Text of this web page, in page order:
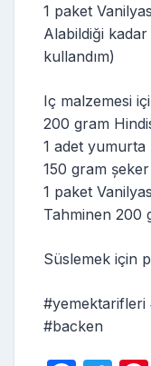
1 paket
Alabildiği
kullandım)
Iç malzemesi
200 gram
1 adet yumurta
150 gram șeker
1 paket
Tahminen 200
Süslemek için
#yemektarifleri
#backen